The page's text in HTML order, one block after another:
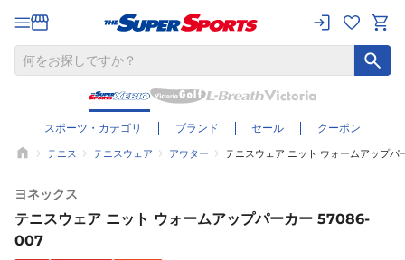
スポーツ・カテゴリ ブランド セール クーポン
テニス テニスウェア アウター テニスウェア ニット ウォームアップ
ヨネックス
テニスウェア ニット ウォームアップパーカー 57086-
007